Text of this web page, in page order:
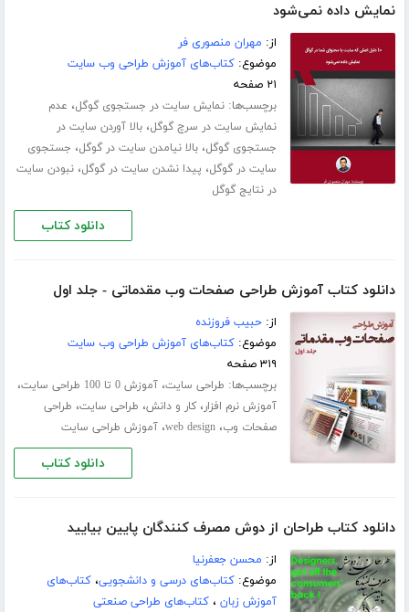
نمایش داده نمی‌شود
از: مهران منصوری فر
موضوع:کتاب‌های آموزش طراحی وب سایت
۲۱ صفحه
برچسب‌ها:نمایش سایت در جستجوی گوگل، عدم
نمایش سایت در سرچ گوگل،بالا آوردن سایت در
جستجوی گوگل،بالا نیامدن سایت در گوگل، جستجوی
سایت در گوگل، پیدا نشدن سایت در گوگل،نبودن سایت
در نتایج گوگل
دانلود کتاب
دانلود کتاب آموزش طراحی صفحات وب مقدماتی - جلد اول
از:حبیب فروزنده
موضوع:کتاب‌های آموزش طراحی وب سایت
۳۱۹ صفحه
برچسب‌ها: طراحی سایت،آموزش 0 تا 100 طراحی سایت ،
آموزش نرم افزار،کار و دانش، طراحی سایت، طراحی
صفحات وب،web design،آموزش طراحی سایت
دانلود کتاب
دانلود کتاب طراحان از دوش مصرف کنندگان پایین بیایید
از: محسن جعفرنیا
موضوع:کتاب‌های درسی و دانشجویی،کتاب‌های
آموزش زبان ،کتاب‌های طراحی صنعتی